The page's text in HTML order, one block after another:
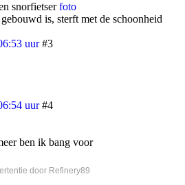
snorfietserfoto
is, sterft met de schoonheid
uur #3
uur #4
ben ik bang voor
door Refinery89